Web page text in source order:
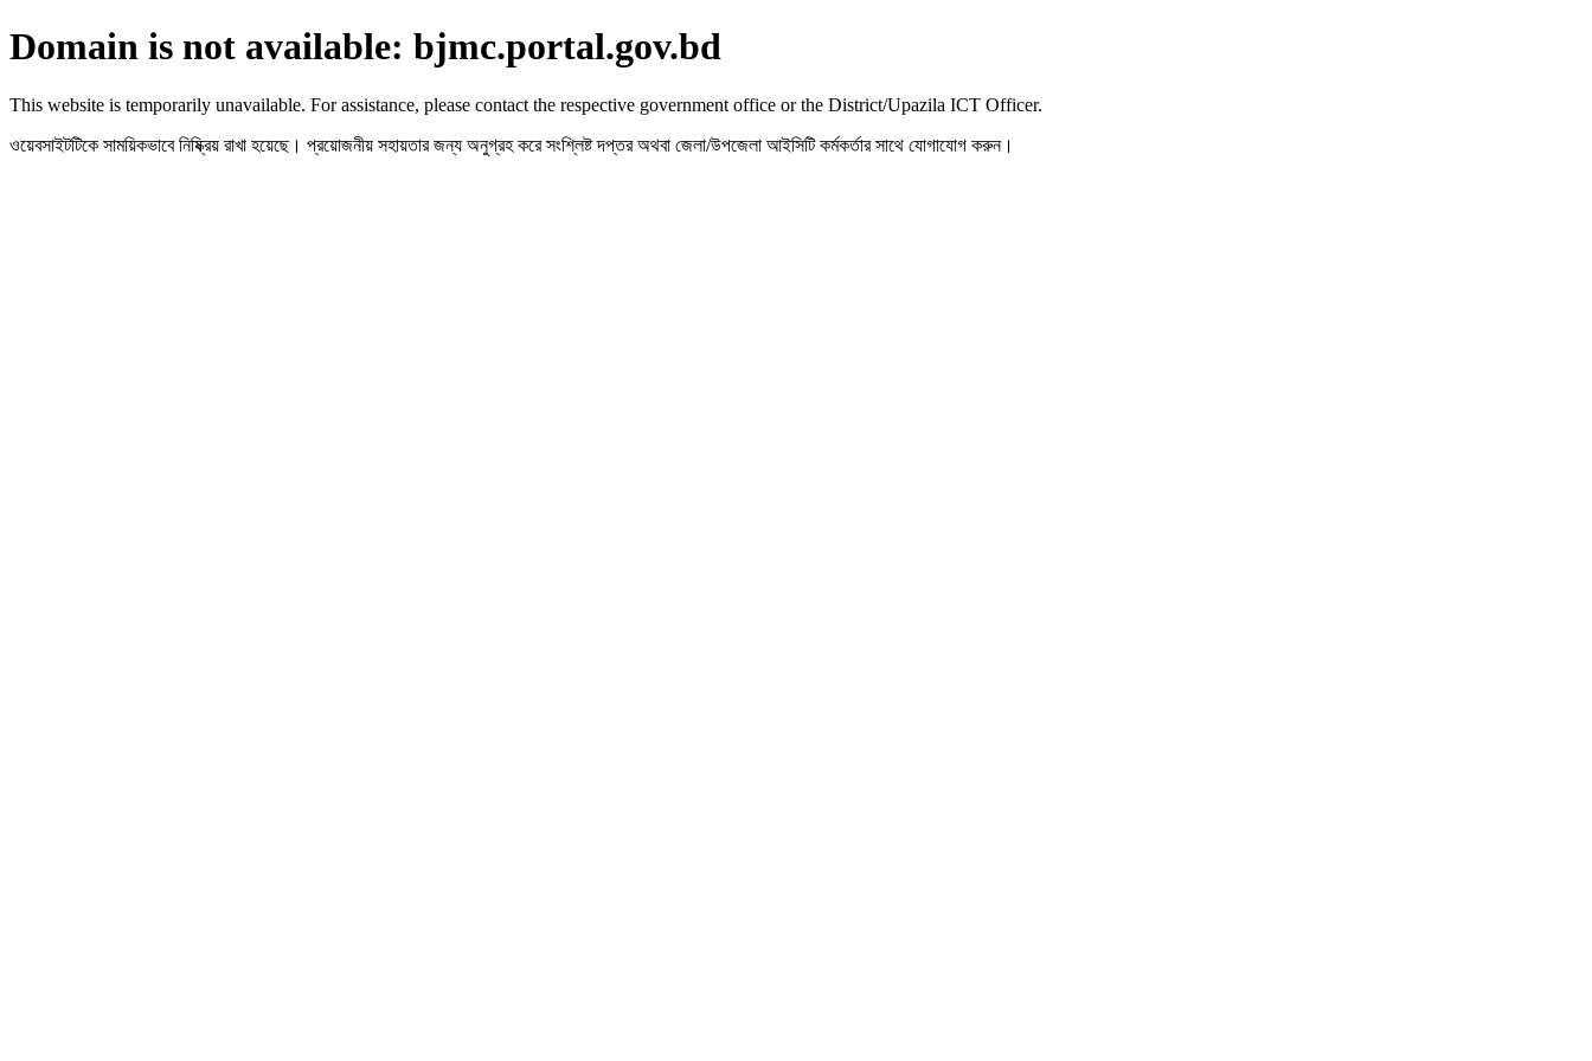
Domain is not available: bjmc.portal.gov.bd
This website is temporarily unavailable. For assistance, please contact the respective government office or the District/Upazila ICT Officer.
ওয়েবসাইটটিকে সাময়িকভাবে নিষ্ক্রিয় রাখা হয়েছে। প্রয়োজনীয় সহায়তার জন্য অনুগ্রহ করে সংশ্লিষ্ট দপ্তর অথবা জেলা/উপজেলা আইসিটি কর্মকর্তার সাথে যোগাযোগ করুন।